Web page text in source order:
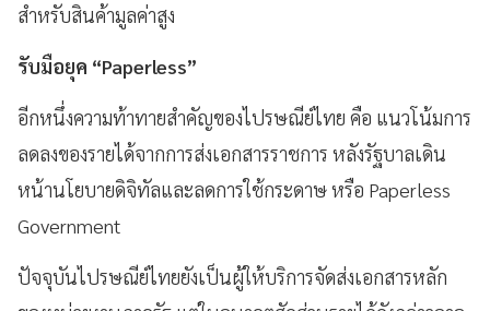
สำหรับสินค้ามูลค่าสูง
รับมือยุค “Paperless”
อีกหนึ่งความท้าทายสำคัญของไปรษณีย์ไทย คือ แนวโน้มการ
ลดลงของรายได้จากการส่งเอกสารราชการ หลังรัฐบาลเดิน
หน้านโยบายดิจิทัลและลดการใช้กระดาษ หรือ Paperless
Government
ปัจจุบันไปรษณีย์ไทยยังเป็นผู้ให้บริการจัดส่งเอกสารหลัก